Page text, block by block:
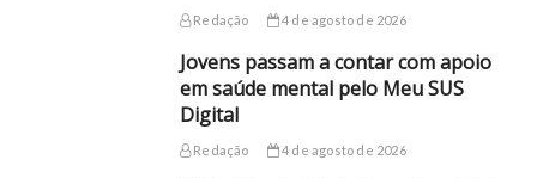
Redação 4 de agosto de 2026
Jovens passam a contar com apoio
em saúde mental pelo Meu SUS
Digital
Redação 4 de agosto de 2026